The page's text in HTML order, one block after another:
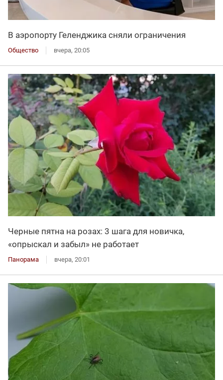
В аэропорту Геленджика сняли ограничения
Общество вчера, 20:05
Черные пятна на розах: 3 шага для новичка,
«опрыскал и забыл» не работает
Панорама вчера, 20:01